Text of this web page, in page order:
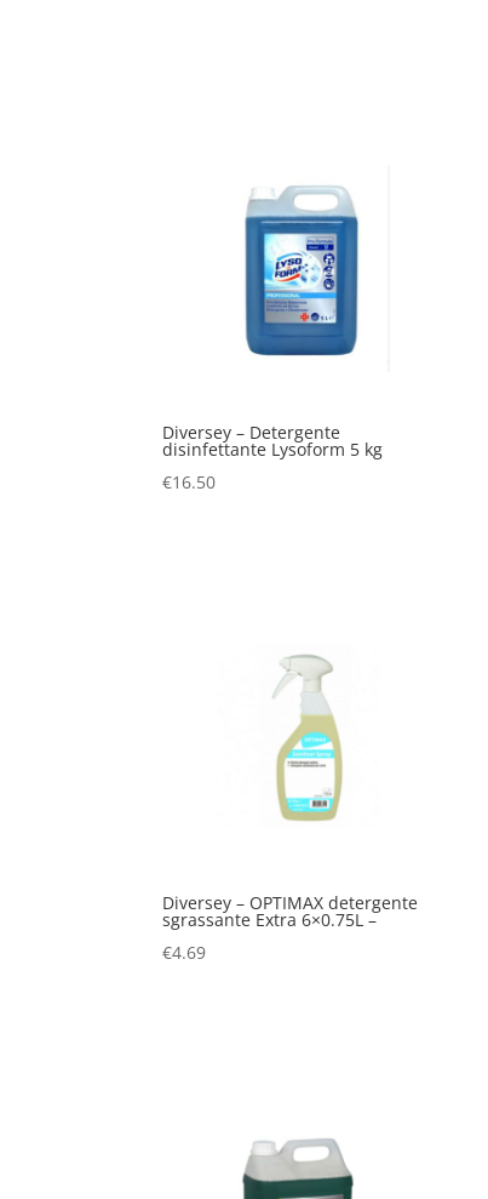
Diversey – Detergente
disinfettante Lysoform 5 kg
€16.50
Diversey – OPTIMAX detergente
sgrassante Extra 6×0.75L –
€4.69